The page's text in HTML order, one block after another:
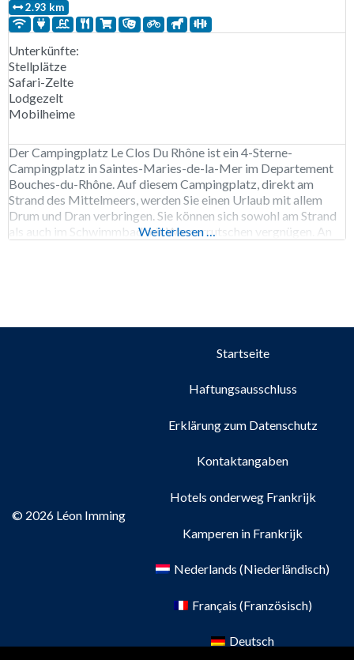
2.93 km
Unterkünfte:
Stellplätze
Safari-Zelte
Lodgezelt
Mobilheime
Der Campingplatz Le Clos Du Rhône ist ein 4-Sterne-
Campingplatz in Saintes-Maries-de-la-Mer im Departement
Bouches-du-Rhône. Auf diesem Campingplatz, direkt am
Strand des Mittelmeers, werden Sie einen Urlaub mit allem
Drum und Dran verbringen. Sie können sich sowohl am Strand
als auch im Schwimmbad mit Wasserrutschen vergnügen. An
Weiterlesen …
© 2026 Léon Imming
Startseite
Haftungsausschluss
Erklärung zum Datenschutz
Kontaktangaben
Hotels onderweg Frankrijk
Kamperen in Frankrijk
Nederlands (Niederländisch)
Français (Französisch)
Deutsch